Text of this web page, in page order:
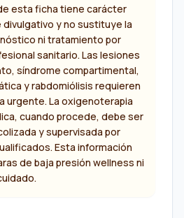
esta ficha tiene carácter
y no sustituye la
ni tratamiento por
sanitario. Las lesiones
síndrome compartimental,
y rabdomiólisis requieren
urgente. La oxigenoterapia
cuando procede, debe ser
y supervisada por
Esta información
de baja presión wellness ni